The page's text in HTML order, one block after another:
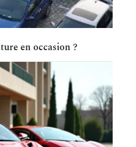
en occasion ?